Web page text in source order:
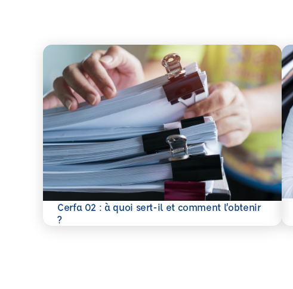
Cerfa 02 : à quoi sert-il et comment l’obtenir
?
En savoir plus